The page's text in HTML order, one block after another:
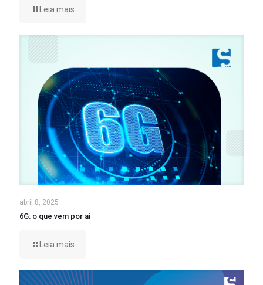
Leia mais
abril 8, 2025
6G: o que vem por aí
Leia mais